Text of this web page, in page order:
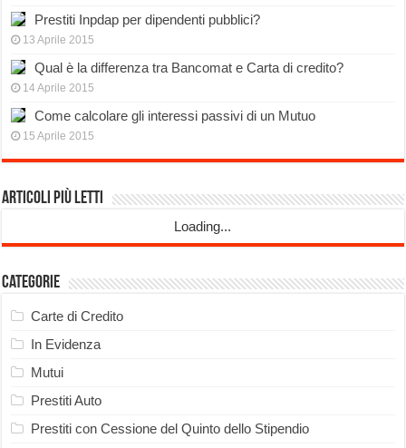
Prestiti Inpdap per dipendenti pubblici?
13 Aprile 2015
Qual è la differenza tra Bancomat e Carta di credito?
14 Aprile 2015
Come calcolare gli interessi passivi di un Mutuo
15 Aprile 2015
Articoli più Letti
Loading...
Categorie
Carte di Credito
In Evidenza
Mutui
Prestiti Auto
Prestiti con Cessione del Quinto dello Stipendio